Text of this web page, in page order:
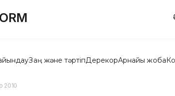
Заң және тәртіпДерекқорАрнайы жоба
2010